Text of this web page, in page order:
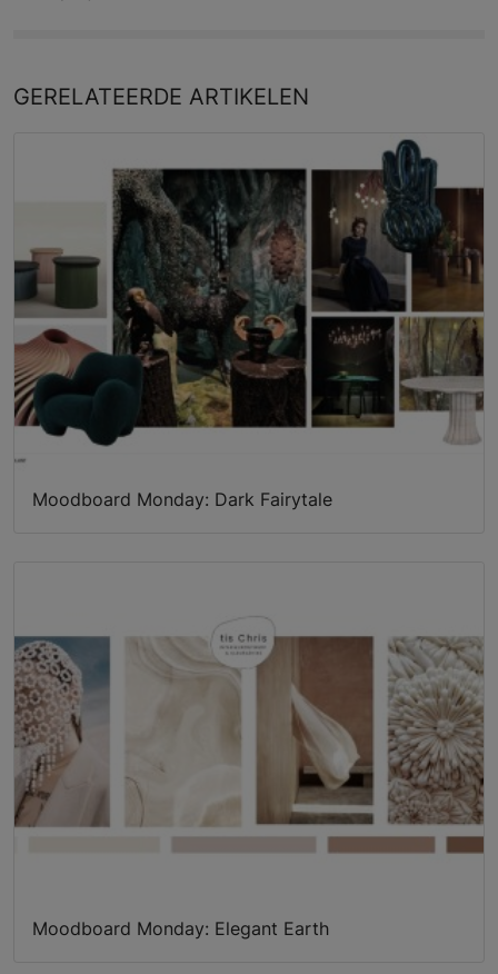
GERELATEERDE ARTIKELEN
Moodboard Monday: Dark Fairytale
Moodboard Monday: Elegant Earth